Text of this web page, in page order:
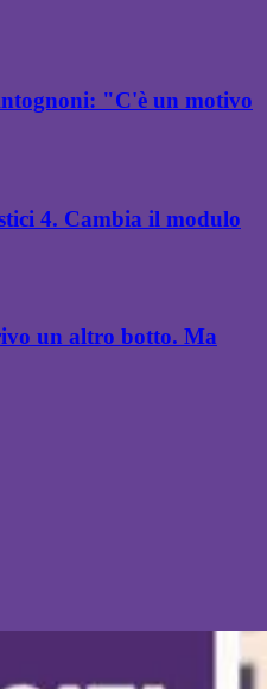
"C'è un motivo
4. Cambia il modulo
un altro botto. Ma